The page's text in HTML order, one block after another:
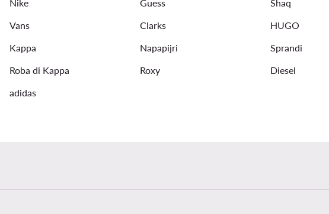
Nike
Guess Shaq
Vans
Clarks HUGO
Kappa
Napapijri Sprandi
Roba di Kappa
Roxy Diesel
adidas